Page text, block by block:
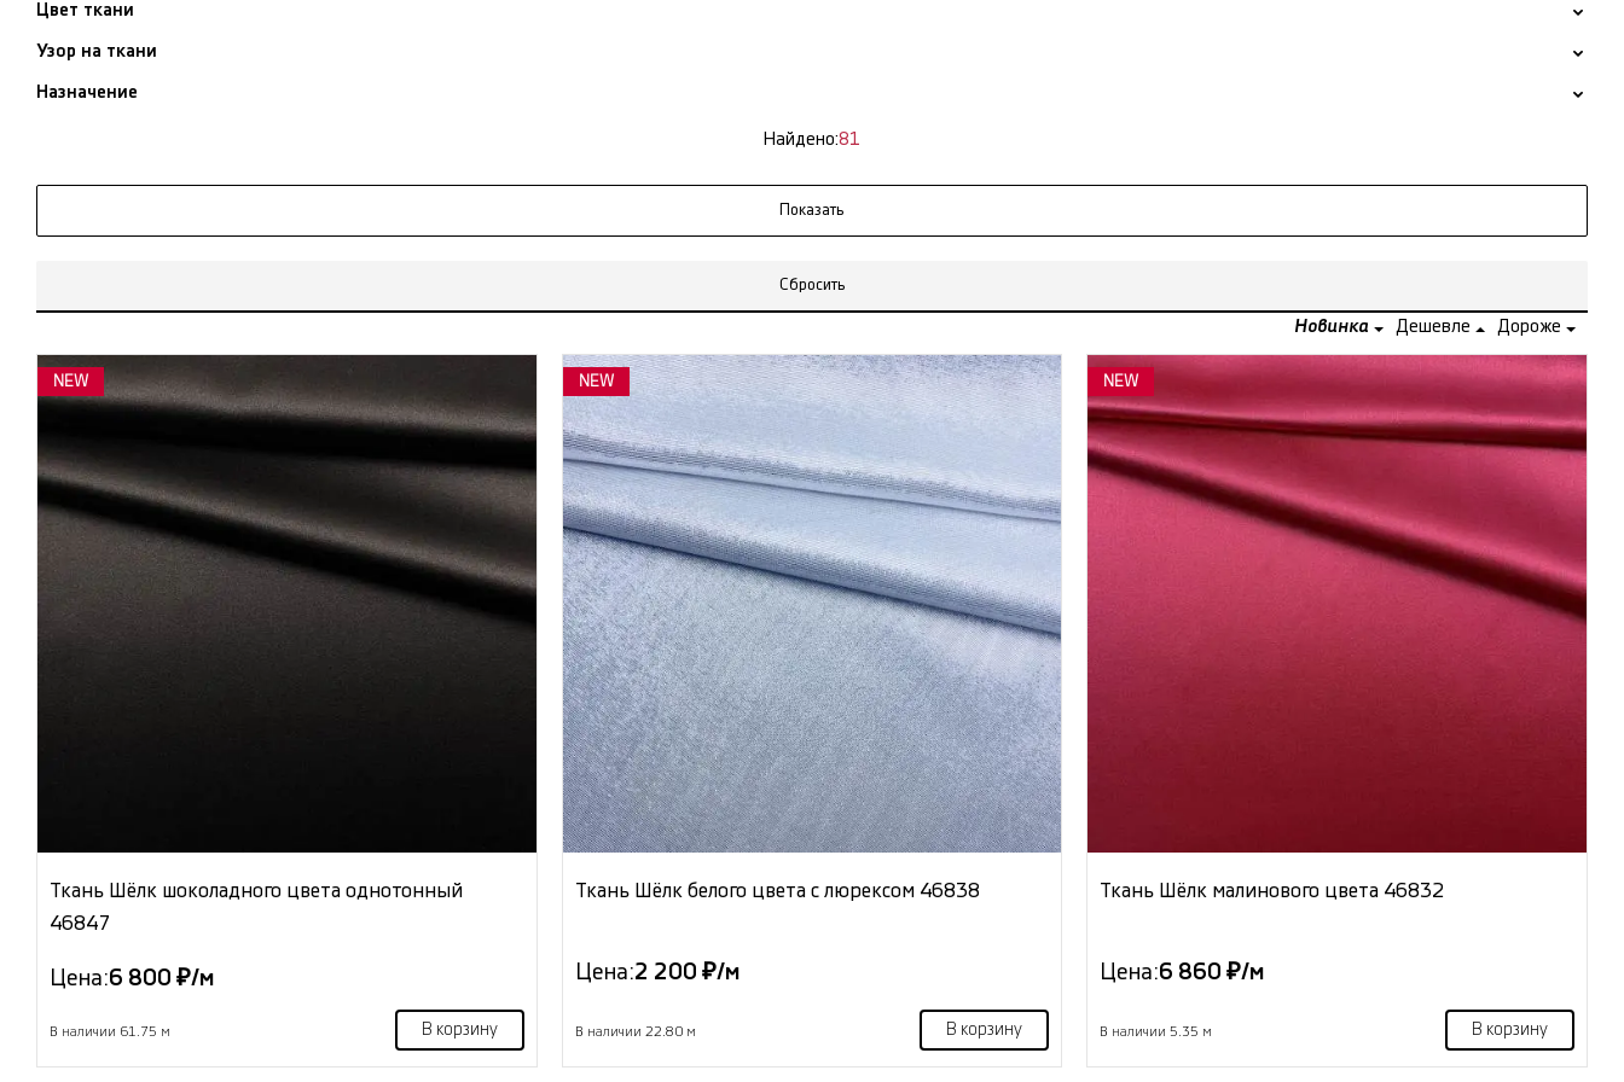
Цвет ткани
Узор на ткани
Назначение
Найдено:81
Сбросить
Новинка Дешевле Дороже
NEW
Ткань Шёлк шоколадного цвета однотонный
46847
Цена:6 800 ₽/м
В наличии 61.75 м В корзину
NEW
Ткань Шёлк белого цвета с люрексом 46838
Цена:2 200 ₽/м
В наличии 22.80 м В корзину
NEW
Ткань Шёлк малинового цвета 46832
Цена:6 860 ₽/м
В наличии 5.35 м В корзину